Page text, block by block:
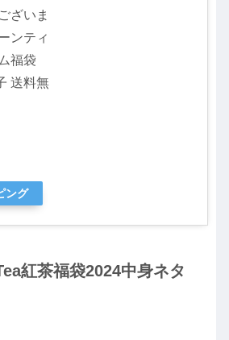
ざいま
ンティ
福袋
送料無
ング
紅茶福袋2024中身ネタ